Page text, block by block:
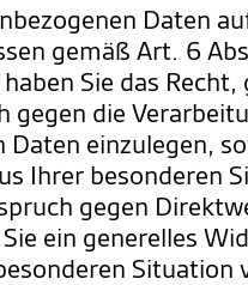
Daten
gemäß Art. 6
Sie das Recht,
gegen die
Daten einzulegen,
Ihrer besonderen
gegen
ein generelles
Situation